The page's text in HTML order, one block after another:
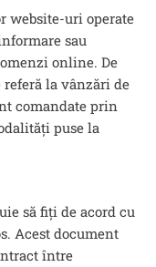
website-uri operate
sau
online. De
referă la vânzări de
comandate prin
puse la
să fiți de acord cu
Acest document
între